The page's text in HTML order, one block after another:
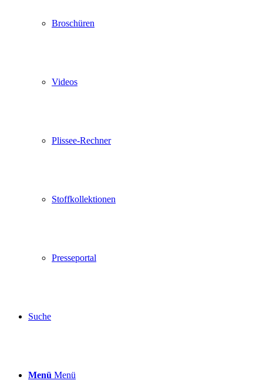
Broschüren
Videos
Plissee-Rechner
Stoffkollektionen
Presseportal
Suche
Menü Menü